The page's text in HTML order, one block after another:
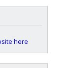
here